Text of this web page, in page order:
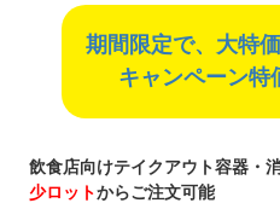
期間限定で、大特
キャンペーン特
飲食店向けテイクアウト容器・
少ロットからご注文可能